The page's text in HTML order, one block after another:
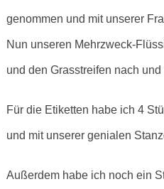
genommen und mit unserer
Nun unseren Mehrzweck-
und den Grasstreifen nach
Für die Etiketten habe ich 4
und mit unserer genialen
Außerdem habe ich noch ein